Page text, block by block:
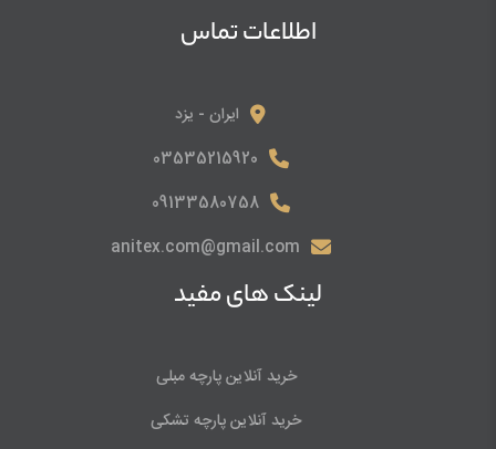
اطلاعات تماس
ایران - یزد
03535215920
09133580758
anitex.com@gmail.com
لینک های مفید
خرید آنلاین پارچه مبلی
خرید آنلاین پارچه تشکی